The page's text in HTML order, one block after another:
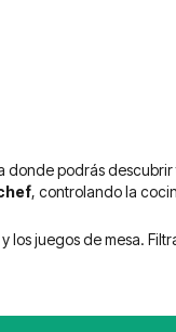
donde podrás
, controlando la
juegos de mesa.